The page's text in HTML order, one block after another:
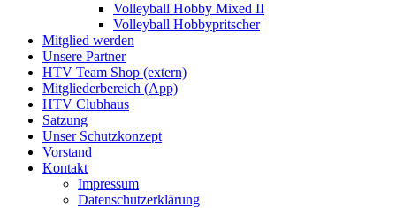
Volleyball Hobby Mixed II
Volleyball Hobbypritscher
Mitglied werden
Unsere Partner
HTV Team Shop (extern)
Mitgliederbereich (App)
HTV Clubhaus
Satzung
Unser Schutzkonzept
Vorstand
Kontakt
Impressum
Datenschutzerklärung